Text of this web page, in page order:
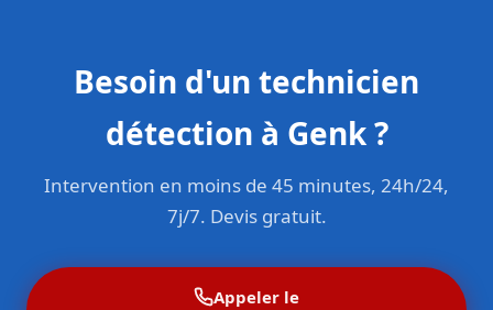
Besoin d'un technicien
détection à Genk ?
Intervention en moins de 45 minutes, 24h/24,
7j/7. Devis gratuit.
Appeler le